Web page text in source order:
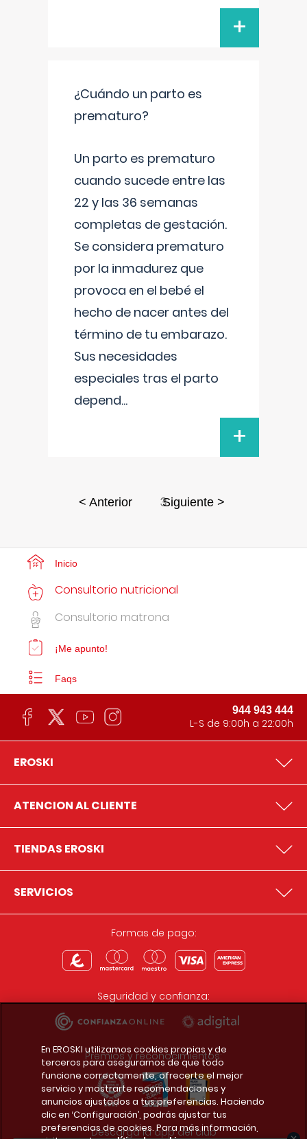
+
¿Cuándo un parto es
prematuro?
Un parto es prematuro
cuando sucede entre las
22 y las 36 semanas
completas de gestación.
Se considera prematuro
por la inmadurez que
provoca en el bebé el
hecho de nacer antes del
término de tu embarazo.
Sus necesidades
especiales tras el parto
depend...
+
< Anterior 3Siguiente >
Inicio
Consultorio nutricional
Consultorio matrona
¡Me apunto!
Faqs
944 943 444
L-S de 9:00h a 22:00h
EROSKI
ATENCION AL CLIENTE
TIENDAS EROSKI
SERVICIOS
Formas de pago:
Seguridad y confianza:
Premios y reconocimientos:
Descarga la app del club
En EROSKI utilizamos cookies propias y de
terceros para asegurarnos de que todo
funcione correctamente, ofrecerte el mejor
servicio y mostrarte recomendaciones y
anuncios ajustados a tus preferencias. Haciendo
clic en ‘Configuración’, podrás ajustar tus
preferencias de cookies. Para más información,